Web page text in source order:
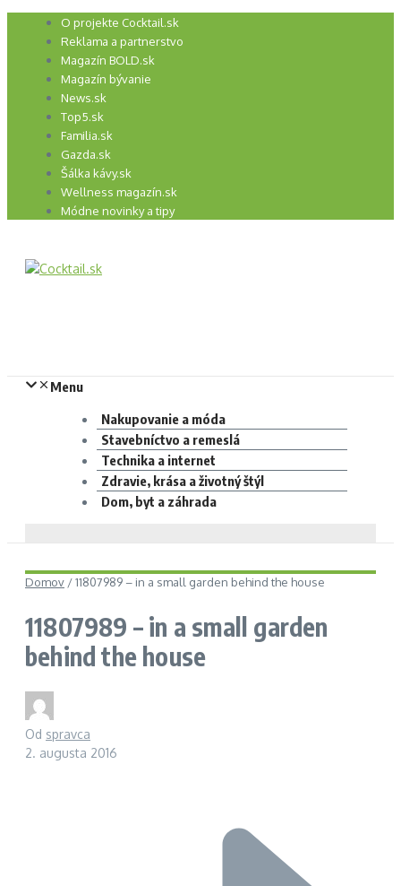
Preskočiť
O projekte Cocktail.sk
Reklama a partnerstvo
Magazín BOLD.sk
Magazín bývanie
News.sk
Top5.sk
Familia.sk
Gazda.sk
Šálka kávy.sk
Wellness magazín.sk
Módne novinky a tipy
Menu
Nakupovanie a móda
Stavebníctvo a remeslá
Technika a internet
Zdravie, krása a životný štýl
Dom, byt a záhrada
Domov /11807989 – in a small garden behind the house
11807989 – in a small garden
behind the house
Od spravca
2. augusta 2016